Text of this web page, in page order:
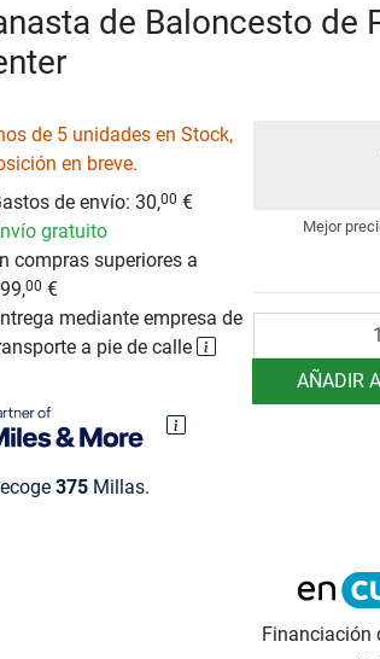
de Baloncesto de
de 5 unidades en Stock,
en breve.
de envío: 30,00 €
gratuito
compras superiores a
00 €
mediante empresa de
a pie de calle
375Millas.
Mejor
AÑADIR
Financiación